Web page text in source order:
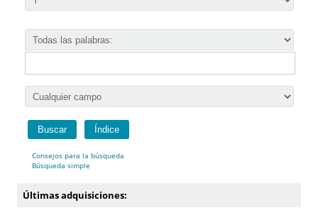
Consejos para la búsqueda
Búsqueda simple
Últimas adquisiciones: